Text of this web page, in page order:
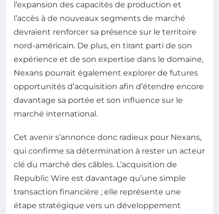
l’expansion des capacités de production et
l’accès à de nouveaux segments de marché
devraient renforcer sa présence sur le territoire
nord-américain. De plus, en tirant parti de son
expérience et de son expertise dans le domaine,
Nexans pourrait également explorer de futures
opportunités d’acquisition afin d’étendre encore
davantage sa portée et son influence sur le
marché international.
Cet avenir s’annonce donc radieux pour Nexans,
qui confirme sa détermination à rester un acteur
clé du marché des câbles. L’acquisition de
Republic Wire est davantage qu’une simple
transaction financière ; elle représente une
étape stratégique vers un développement